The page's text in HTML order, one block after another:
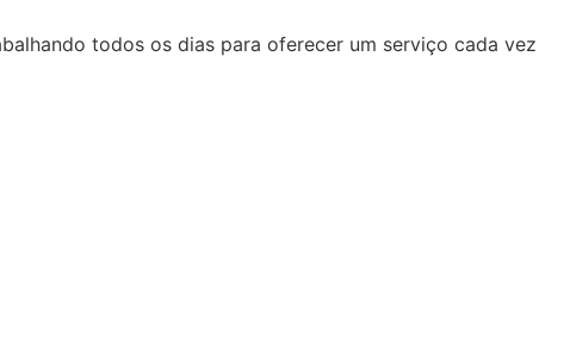
todos os dias para oferecer um serviço cada vez